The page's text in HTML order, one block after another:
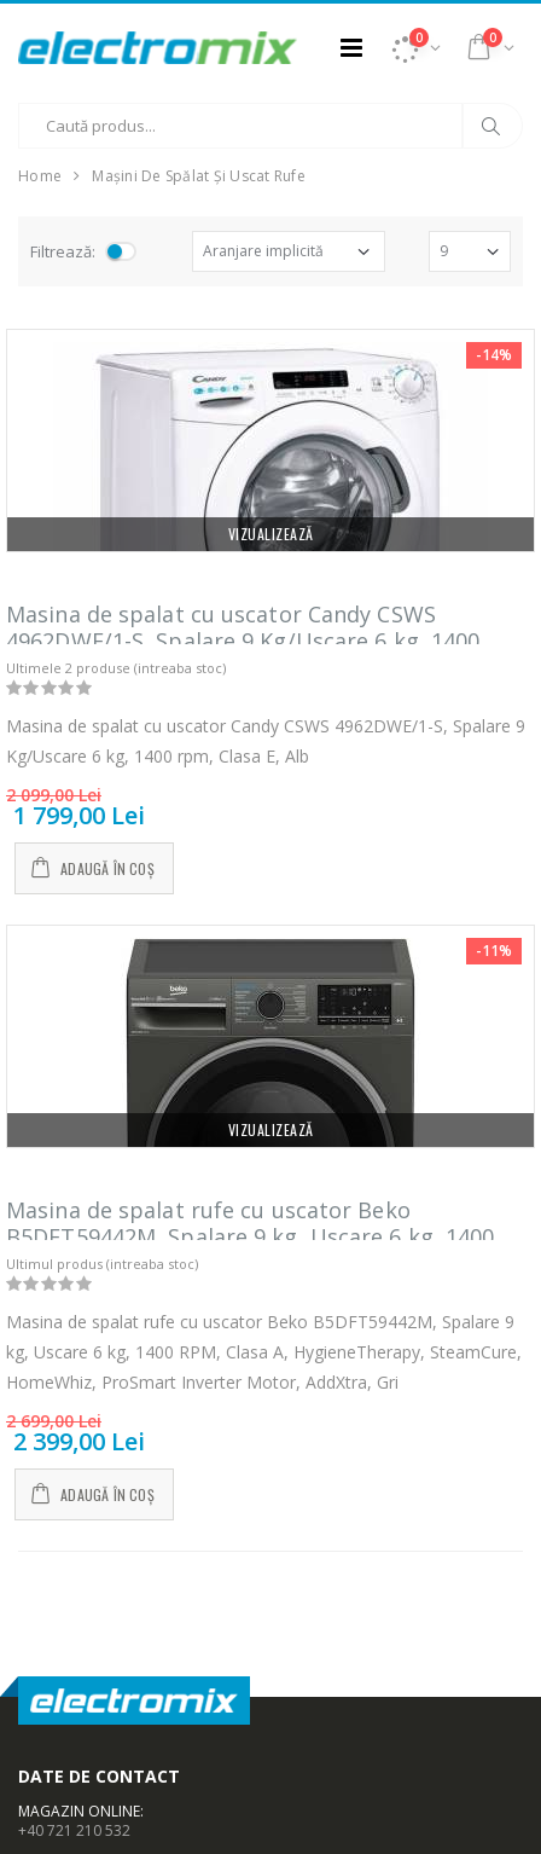
0 0
Home Mașini De Spălat Și Uscat Rufe
Filtrează:
VIZUALIZEAZĂ
-14%
Masina de spalat cu uscator Candy CSWS
4962DWE/1-S, Spalare 9 Kg/Uscare 6 kg, 1400
rpm, Clasa E, Alb
Ultimele 2 produse (intreaba stoc)
Masina de spalat cu uscator Candy CSWS 4962DWE/1-S, Spalare 9
Kg/Uscare 6 kg, 1400 rpm, Clasa E, Alb
2 099,00 Lei
1 799,00 Lei
ADAUGĂ ÎN COȘ
VIZUALIZEAZĂ
-11%
Masina de spalat rufe cu uscator Beko
B5DFT59442M, Spalare 9 kg, Uscare 6 kg, 1400
RPM, Clasa A, HygieneTherapy, SteamCure,
HomeWhiz, ProSmart Inverter Motor, AddXtra,
Gri
Ultimul produs (intreaba stoc)
Masina de spalat rufe cu uscator Beko B5DFT59442M, Spalare 9
kg, Uscare 6 kg, 1400 RPM, Clasa A, HygieneTherapy, SteamCure,
HomeWhiz, ProSmart Inverter Motor, AddXtra, Gri
2 699,00 Lei
2 399,00 Lei
ADAUGĂ ÎN COȘ
Masina de tocat
DATE DE CONTACT
MAGAZIN ONLINE:
+40 721 210 532